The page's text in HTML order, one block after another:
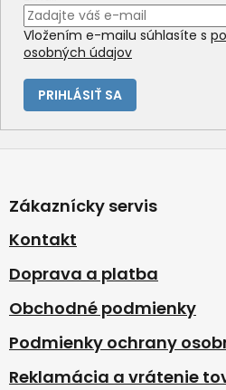
Vložením e-mailu súhlasíte s
osobných údajov
PRIHLÁSIŤ SA
p
ä
e
Zákaznícky servis
Kontakt
Doprava a platba
Obchodné podmienky
Podmienky ochrany
Reklamácia a vrátenie